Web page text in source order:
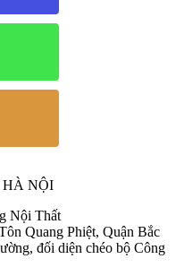
HÀ NỘI
Nội Thất
Quang Phiệt, Quận Bắc
đối diện chéo bộ Công